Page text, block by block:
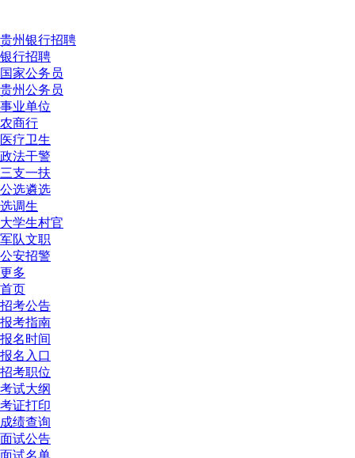
贵州银行招聘
银行招聘
国家公务员
贵州公务员
事业单位
农商行
医疗卫生
政法干警
三支一扶
公选遴选
选调生
大学生村官
军队文职
公安招警
更多
首页
招考公告
报考指南
报名时间
报名入口
招考职位
考试大纲
考证打印
成绩查询
面试公告
面试名单